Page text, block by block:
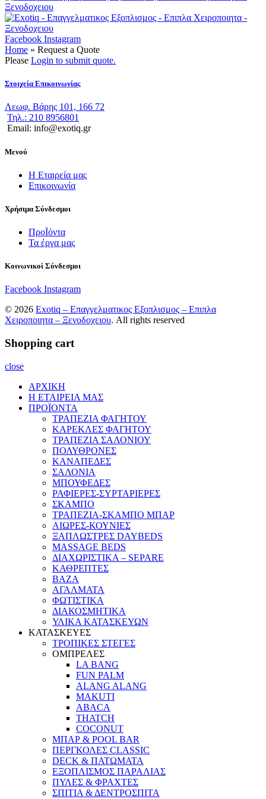
Facebook Instagram
Home » Request a Quote
Please Login to submit quote.
Στοιχεία Επικοινωνίας
Λεωφ. Βάρης 101, 166 72
Τηλ.: 210 8956801
Email: info@exotiq.gr
Μενού
Η Εταιρεία μας
Επικοινωνία
Χρήσιμα Σύνδεσμοι
ΠροΪόντα
Τα έργα μας
Κοινωνικοί Σύνδεσμοι
Facebook Instagram
© 2026 Exotiq – Επαγγελματικος Εξοπλισμος – Επιπλα
Χειροποιητα – Ξενοδοχειου. All rights reserved
Shopping cart
close
ΑΡΧΙΚΗ
Η ΕΤΑΙΡΕΙΑ ΜΑΣ
ΠΡΟΪΟΝΤΑ
ΤΡΑΠΕΖΙΑ ΦΑΓΗΤΟΥ
ΚΑΡΕΚΛΕΣ ΦΑΓΗΤΟΥ
ΤΡΑΠΕΖΙΑ ΣΑΛΟΝΙΟΥ
ΠΟΛΥΘΡΟΝΕΣ
ΚΑΝΑΠΕΔΕΣ
ΣΑΛΟΝΙΑ
ΜΠΟΥΦΕΔΕΣ
ΡΑΦΙΕΡΕΣ-ΣΥΡΤΑΡΙΕΡΕΣ
ΣΚΑΜΠΟ
ΤΡΑΠΕΖΙΑ-ΣΚΑΜΠΟ ΜΠΑΡ
ΑΙΩΡΕΣ-ΚΟΥΝΙΕΣ
ΞΑΠΛΩΣΤΡΕΣ DAYBEDS
MASSAGE BEDS
ΔΙΑΧΩΡΙΣΤΙΚΑ – SEPARE
ΚΑΘΡΕΠΤΕΣ
ΒΑΖΑ
ΑΓΑΛΜΑΤΑ
ΦΩΤΙΣΤΙΚΑ
ΔΙΑΚΟΣΜΗΤΙΚΑ
ΥΛΙΚΑ ΚΑΤΑΣΚΕΥΩΝ
ΚΑΤΑΣΚΕΥΕΣ
ΤΡΟΠΙΚΕΣ ΣΤΕΓΕΣ
ΟΜΠΡΕΛΕΣ
LA BANG
FUN PALM
ALANG ALANG
MAKUTI
ABACA
THATCH
COCONUT
ΜΠΑΡ & POOL BAR
ΠΕΡΓΚΟΛΕΣ CLASSIC
DECK & ΠΑΤΩΜΑΤΑ
ΕΞΟΠΛΙΣΜΟΣ ΠΑΡΑΛΙΑΣ
ΠΥΛΕΣ & ΦΡΑΧΤΕΣ
ΣΠΙΤΙΑ & ΔΕΝΤΡΟΣΠΙΤΑ